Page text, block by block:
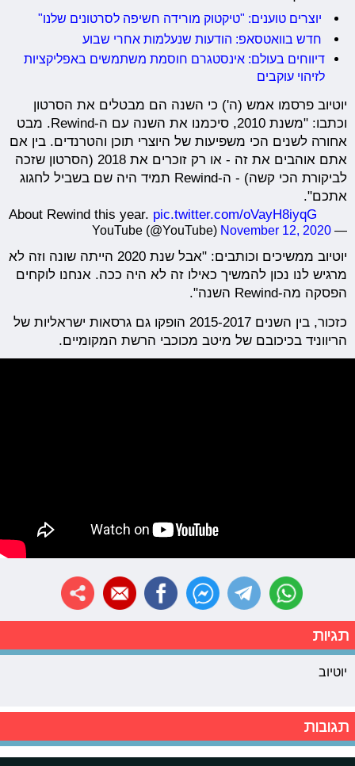
יוצרים טוענים: "טיקטוק מורידה חשיפה לסרטונים שלנו"
חדש בוואטסאפ: הודעות שנעלמות אחרי שבוע
דיווחים בעולם: אינסטגרם חוסמת משתמשים באפליקציות
לזיהוי עוקבים
יוטיוב פרסמו אמש (ה') כי השנה הם מבטלים את הסרטון
וכתבו: "משנת 2010, סיכמנו את השנה עם ה-Rewind. מבט
אחורה לשנים הכי משפיעות של היוצרי תוכן והטרנדים. בין אם
אתם אוהבים את זה - או רק זוכרים את 2018 (הסרטון שזכה
לביקורת הכי קשה) - ה-Rewind תמיד היה שם בשביל לחגוג
אתכם".
About Rewind this year. pic.twitter.com/oVayH8iyqG
— YouTube (@YouTube)
November 12, 2020
יוטיוב ממשיכים וכותבים: "אבל שנת 2020 הייתה שונה וזה לא
מרגיש לנו נכון להמשיך כאילו זה לא היה ככה. אנחנו לוקחים
הפסקה מה-Rewind השנה".
כזכור, בין השנים 2015-2017 הופקו גם גרסאות ישראליות של
הריווניד בכיכובם של מיטב מכוכבי הרשת המקומיים.
תגיות
יוטיוב
תגובות